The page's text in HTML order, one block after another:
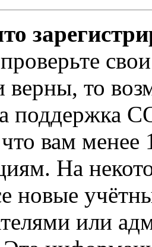
верны, то
поддержка
вам
На
новые
или